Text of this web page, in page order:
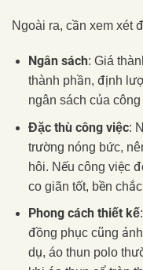
Ngoài ra, cần xem xét
Ngân sách: Giá
thành phần, định
ngân sách của
Đặc thù công việc:
trường nóng bức,
hôi. Nếu công việc
co giãn tốt, bền
Phong cách thiết kế
đồng phục cũng
dụ, áo thun polo